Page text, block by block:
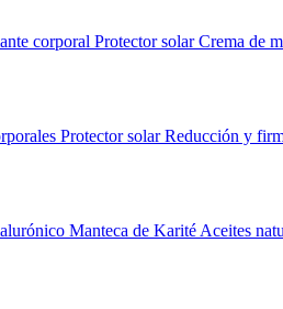
corporal Protector solarCrema de
Protector solarReducción y
Manteca de Karité Aceites